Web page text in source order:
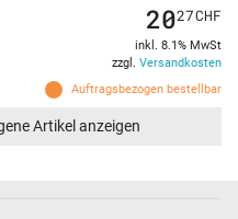
Auftragsbezogen bestellbar
2027CHF
inkl. 8.1% MwSt
zzgl. Versandkosten
Artikel anzeigen